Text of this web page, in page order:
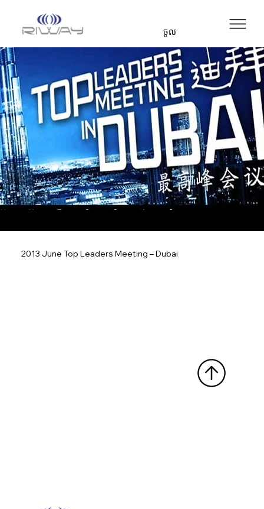
ចូល
2013 June Top Leaders Meeting – Dubai